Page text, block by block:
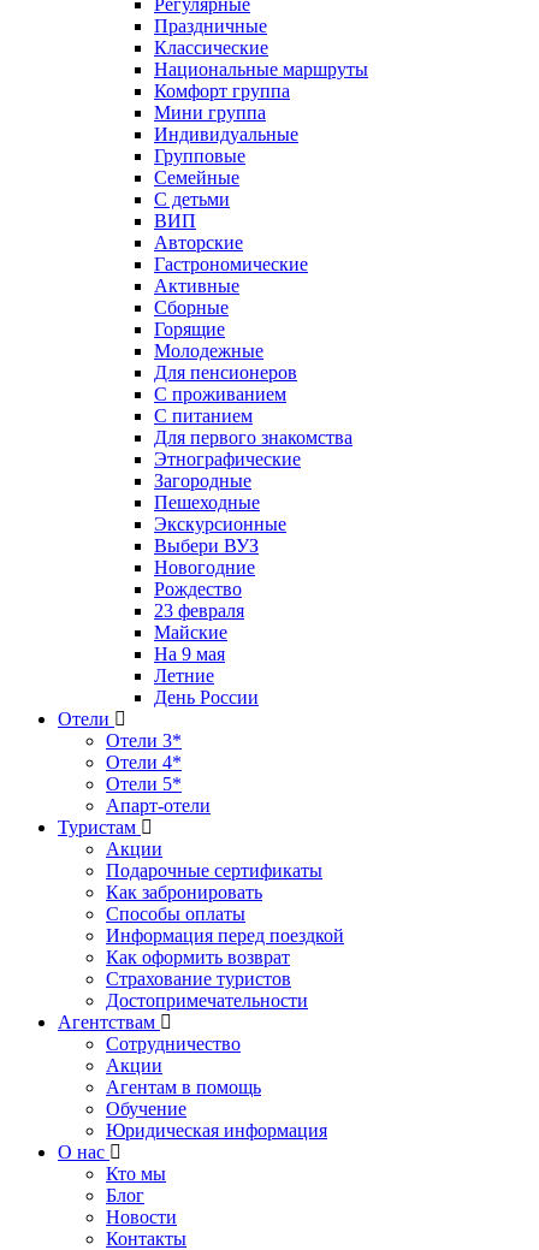
Регулярные
Праздничные
Классические
Национальные маршруты
Комфорт группа
Мини группа
Индивидуальные
Групповые
Семейные
С детьми
ВИП
Авторские
Гастрономические
Активные
Сборные
Горящие
Молодежные
Для пенсионеров
С проживанием
С питанием
Для первого знакомства
Этнографические
Загородные
Пешеходные
Экскурсионные
Выбери ВУЗ
Новогодние
Рождество
23 февраля
Майские
На 9 мая
Летние
День России
Отели
Отели 3*
Отели 4*
Отели 5*
Апарт-отели
Туристам
Акции
Подарочные сертификаты
Как забронировать
Способы оплаты
Информация перед поездкой
Как оформить возврат
Страхование туристов
Достопримечательности
Агентствам
Сотрудничество
Акции
Агентам в помощь
Обучение
Юридическая информация
О нас
Кто мы
Блог
Новости
Контакты